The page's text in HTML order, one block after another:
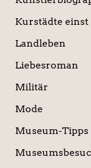
Kurstädte
Landleben
Liebesroman
Militär
Mode
Museum-Tipps